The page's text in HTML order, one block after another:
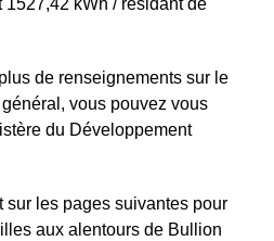
kWh / résidant de
de renseignements sur le
vous pouvez vous
du Développement
sur les pages suivantes pour
aux alentours de Bullion